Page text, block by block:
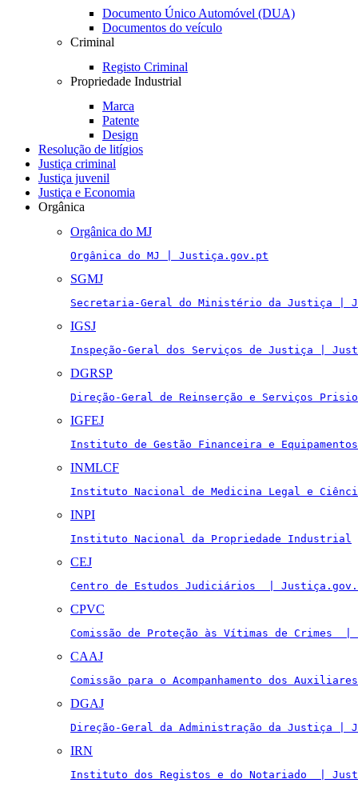
Documento Único Automóvel (DUA)
Documentos do veículo
Criminal
Registo Criminal
Propriedade Industrial
Marca
Patente
Design
Resolução de litígios
Justiça criminal
Justiça juvenil
Justiça e Economia
Orgânica
Orgânica do MJ
Orgânica do MJ | Justiça.gov.pt
SGMJ
Secretaria-Geral do Ministério da Justiça |
IGSJ
Inspeção-Geral dos Serviços de Justiça |
DGRSP
Direção-Geral de Reinserção e Serviços
IGFEJ
Instituto de Gestão Financeira e
INMLCF
Instituto Nacional de Medicina Legal e
INPI
Instituto Nacional da Propriedade Industrial
CEJ
Centro de Estudos Judiciários  |
CPVC
Comissão de Proteção às Vítimas de Crimes
CAAJ
Comissão para o Acompanhamento dos
DGAJ
Direção-Geral da Administração da Justiça |
IRN
Instituto dos Registos e do Notariado  |